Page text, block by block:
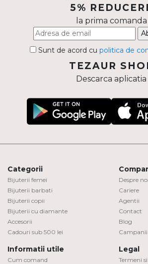
5%
la prima comanda
Sunt de acord cu politica de
TEZAUR
Descarca aplicatia
Categorii
Bijuterii femei
Bijuterii barbati
Bijuterii copii
Bijuterii cu diamante
Accesorii
Cadouri sub 500 lei
Despre noi
Cariere
Agentii
Contact
Blog
Campanii
Informatii utile
Cum comand
Legal
Termeni